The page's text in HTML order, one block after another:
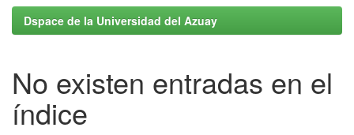
Dspace de la Universidad del Azuay
No existen entradas en el
índice